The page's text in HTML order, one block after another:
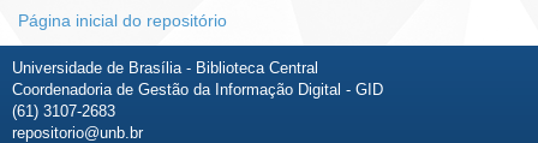
Página inicial do repositório
Universidade de Brasília - Biblioteca Central
Coordenadoria de Gestão da Informação Digital - GID
(61) 3107-2683
repositorio@unb.br